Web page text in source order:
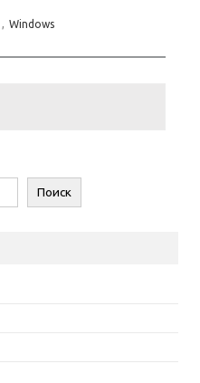
, Windows
Поиск